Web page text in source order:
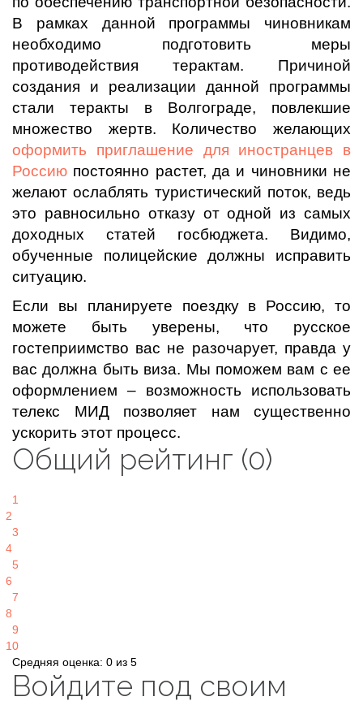
В рамках данной программы чиновникам
необходимо подготовить меры
противодействия терактам. Причиной
создания и реализации данной программы
стали теракты в Волгограде, повлекшие
множество жертв. Количество желающих
оформить приглашение для иностранцев в
Россию постоянно растет, да и чиновники не
желают ослаблять туристический поток, ведь
это равносильно отказу от одной из самых
доходных статей госбюджета. Видимо,
обученные полицейские должны исправить
ситуацию.
Если вы планируете поездку в Россию, то
можете быть уверены, что русское
гостеприимство вас не разочарует, правда у
вас должна быть виза. Мы поможем вам с ее
оформлением – возможность использовать
телекс МИД позволяет нам существенно
ускорить этот процесс.
Общий рейтинг (0)
1
2
3
4
5
6
7
8
9
10
Средняя оценка: 0 из 5
Войдите под своим